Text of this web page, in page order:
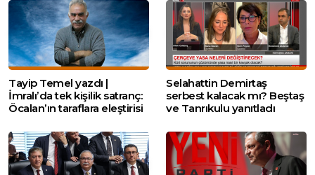
Tayip Temel yazdı |
İmralı’da tek kişilik satranç:
Öcalan’ın taraflara eleştirisi
Selahattin Demirtaş
serbest kalacak mı? Beştaş
ve Tanrıkulu yanıtladı